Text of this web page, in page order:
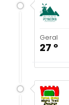
Geral
27 º